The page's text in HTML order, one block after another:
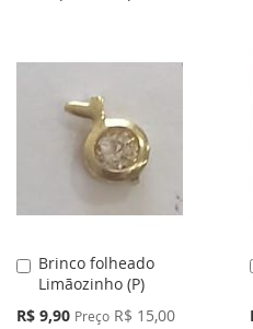
Brinco folheado
Limãozinho (P)
Preço
R$ 9,90 Preço R$ 15,00
Adicionar
ao
Carrinho